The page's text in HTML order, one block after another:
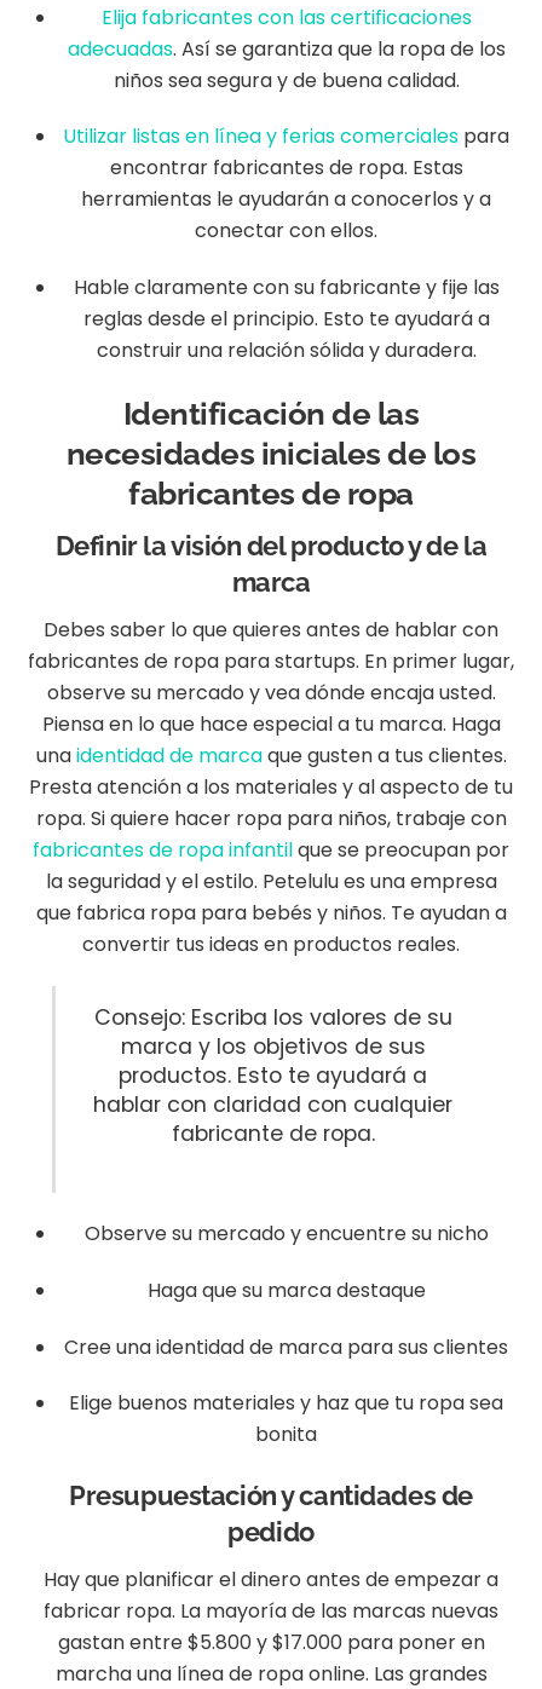
Elija fabricantes con las certificaciones
adecuadas. Así se garantiza que la ropa de los
niños sea segura y de buena calidad.
Utilizar listas en línea y ferias comerciales para
encontrar fabricantes de ropa. Estas
herramientas le ayudarán a conocerlos y a
conectar con ellos.
Hable claramente con su fabricante y fije las
reglas desde el principio. Esto te ayudará a
construir una relación sólida y duradera.
Identificación de las
necesidades iniciales de los
fabricantes de ropa
Definir la visión del producto y de la
marca
Debes saber lo que quieres antes de hablar con
fabricantes de ropa para startups. En primer lugar,
observe su mercado y vea dónde encaja usted.
Piensa en lo que hace especial a tu marca. Haga
unaidentidad de marcaque gusten a tus clientes.
Presta atención a los materiales y al aspecto de tu
ropa. Si quiere hacer ropa para niños, trabaje con
fabricantes de ropa infantilque se preocupan por
la seguridad y el estilo. Petelulu es una empresa
que fabrica ropa para bebés y niños. Te ayudan a
convertir tus ideas en productos reales.
Consejo: Escriba los valores de su
marca y los objetivos de sus
productos. Esto te ayudará a
hablar con claridad con cualquier
fabricante de ropa.
Observe su mercado y encuentre su nicho
Haga que su marca destaque
Cree una identidad de marca para sus clientes
Elige buenos materiales y haz que tu ropa sea
bonita
Presupuestación y cantidades de
pedido
Hay que planificar el dinero antes de empezar a
fabricar ropa. La mayoría de las marcas nuevas
gastan entre $5.800 y $17.000 para poner en
marcha una línea de ropa online. Las grandes